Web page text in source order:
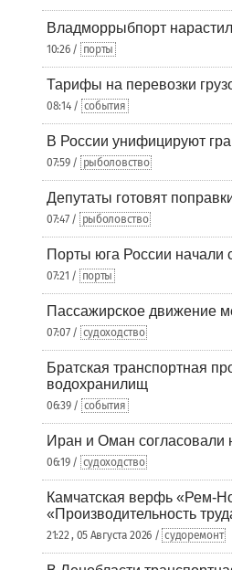
Владморрыбпорт
10:26 / порты
Тарифы на перевозки
08:14 / события
В России унифицируют
07:59 / рыболовство
Депутаты готовят
07:47 / рыболовство
Порты юга России начали
07:21 / порты
Пассажирское движение
07:07 / судоходство
Братская транспортная
водохранилищ
06:39 / события
Иран и Оман согласовали
06:19 / судоходство
Камчатская верфь «Рем-
«Производительность
21:22 , 05 Августа 2026 / судоремонт